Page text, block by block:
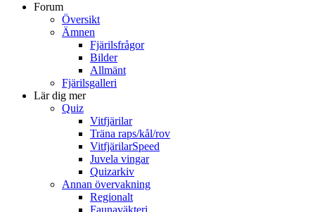
Forum
Översikt
Ämnen
Fjärilsfrågor
Bilder
Allmänt
Fjärilsgalleri
Lär dig mer
Quiz
Vitfjärilar
Träna raps/kål/rov
VitfjärilarSpeed
Juvela vingar
Quizarkiv
Annan övervakning
Regionalt
Faunaväkteri